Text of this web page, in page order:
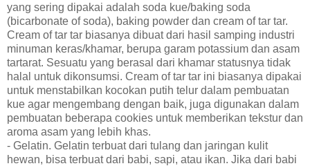
yang sering dipakai adalah soda kue/baking soda
(bicarbonate of soda), baking powder dan cream of tar tar.
Cream of tar tar biasanya dibuat dari hasil samping industri
minuman keras/khamar, berupa garam potassium dan asam
tartarat. Sesuatu yang berasal dari khamar statusnya tidak
halal untuk dikonsumsi. Cream of tar tar ini biasanya dipakai
untuk menstabilkan kocokan putih telur dalam pembuatan
kue agar mengembang dengan baik, juga digunakan dalam
pembuatan beberapa cookies untuk memberikan tekstur dan
aroma asam yang lebih khas.
- Gelatin. Gelatin terbuat dari tulang dan jaringan kulit
hewan, bisa terbuat dari babi, sapi, atau ikan. Jika dari babi